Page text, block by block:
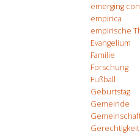
emerging
empirica
empirische
Evangelium
Familie
Forschung
Fußball
Geburtstag
Gemeinde
Gerechtigkeit